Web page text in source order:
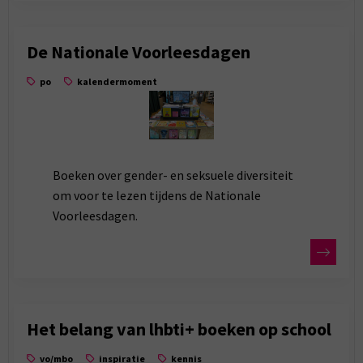
De Nationale Voorleesdagen
po kalendermoment
Boeken over gender- en seksuele diversiteit
om voor te lezen tijdens de Nationale
Voorleesdagen.
Het belang van lhbti+ boeken op school
vo/mbo inspiratie kennis